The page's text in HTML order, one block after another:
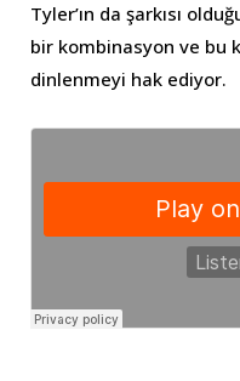
Tyler’ın da şarkısı
bir kombinasyon ve bu
dinlenmeyi hak ediyor.